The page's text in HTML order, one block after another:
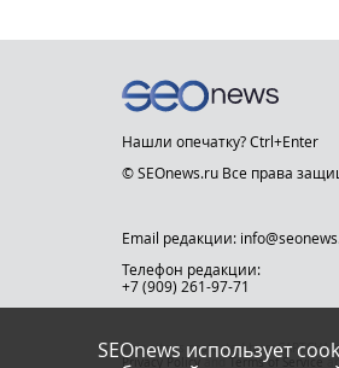
SEOnews использует
Нашли опечатку? Ctrl+Enter
© SEOnews.ru Все права
Email редакции:
Телефон редакции:
+7 (909) 261-97-71
This site is protected by reCAPTCHA
Privacy Policyand Terms of Service